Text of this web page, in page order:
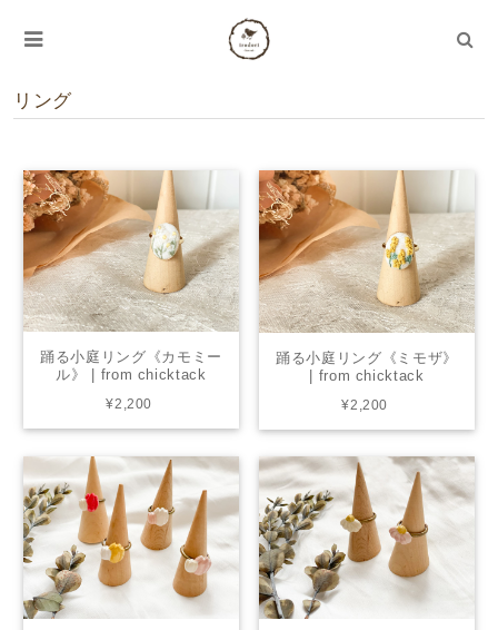
リング
踊る小庭リング《カモミー
ル》 | from chicktack
¥2,200
踊る小庭リング《ミモザ》
| from chicktack
¥2,200